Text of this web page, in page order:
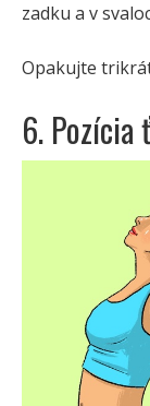
zadku a v
Opakujte
6. Pozícia